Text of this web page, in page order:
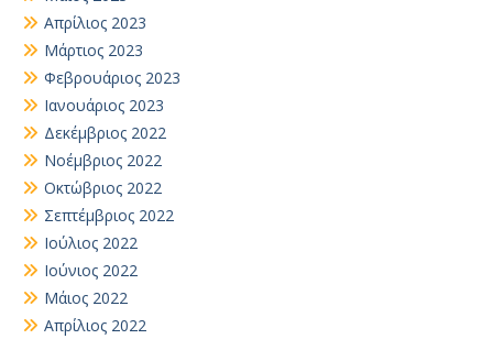
Απρίλιος 2023
Μάρτιος 2023
Φεβρουάριος 2023
Ιανουάριος 2023
Δεκέμβριος 2022
Νοέμβριος 2022
Οκτώβριος 2022
Σεπτέμβριος 2022
Ιούλιος 2022
Ιούνιος 2022
Μάιος 2022
Απρίλιος 2022